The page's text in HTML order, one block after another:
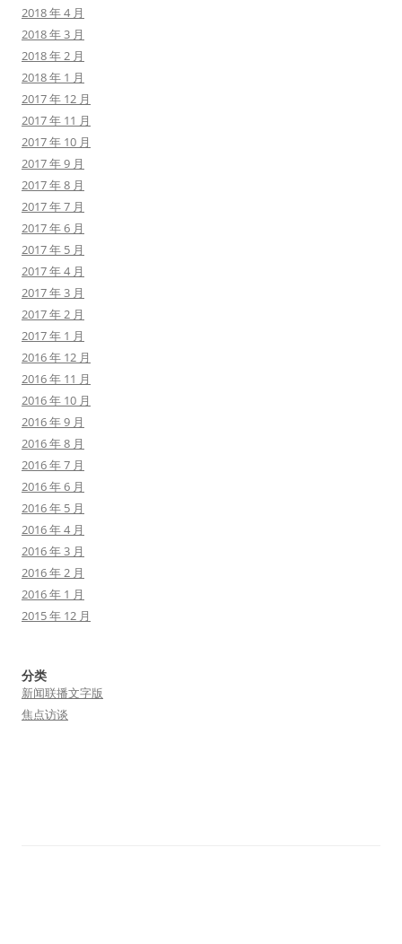
2018 年 4 月
2018 年 3 月
2018 年 2 月
2018 年 1 月
2017 年 12 月
2017 年 11 月
2017 年 10 月
2017 年 9 月
2017 年 8 月
2017 年 7 月
2017 年 6 月
2017 年 5 月
2017 年 4 月
2017 年 3 月
2017 年 2 月
2017 年 1 月
2016 年 12 月
2016 年 11 月
2016 年 10 月
2016 年 9 月
2016 年 8 月
2016 年 7 月
2016 年 6 月
2016 年 5 月
2016 年 4 月
2016 年 3 月
2016 年 2 月
2016 年 1 月
2015 年 12 月
分类
新闻联播文字版
焦点访谈